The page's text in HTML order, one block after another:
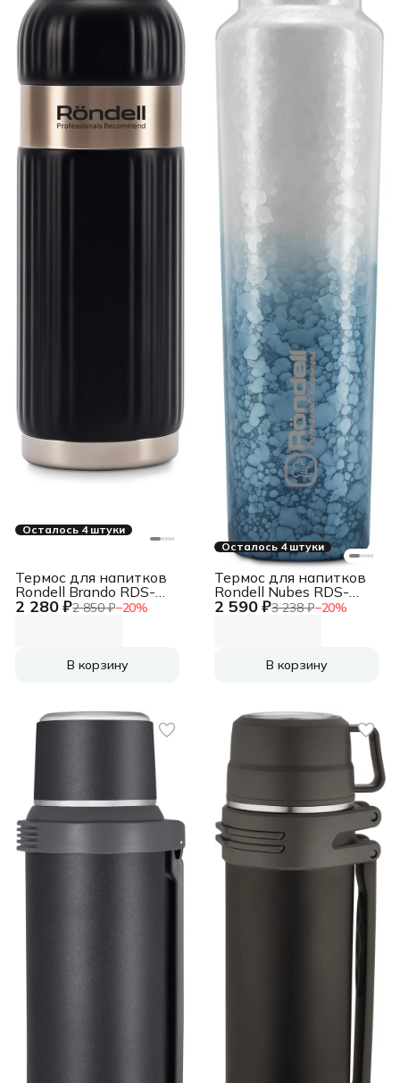
Осталось 4 штуки
2 280 ₽2 850 ₽−20%
Термос для напитков
Rondell Brando RDS-
1972 0.7л. черный
В корзину
Осталось 4 штуки
2 590 ₽3 238 ₽−20%
Термос для напитков
Rondell Nubes RDS-
1970 1л. серый
В корзину